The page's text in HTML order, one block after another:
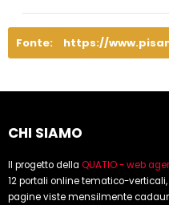
Fonte: https://
CHI SIAMO
Il progetto della QUATIO - web
12 portali online tematico-
pagine viste mensilmente